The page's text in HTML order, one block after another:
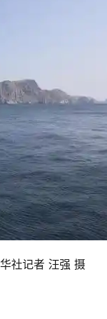
社记者 汪强 摄